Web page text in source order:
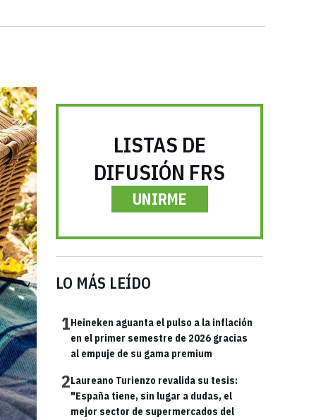
LISTAS DE
DIFUSIÓN FRS
UNIRME
LO MÁS LEÍDO
1Heineken aguanta el pulso a la inflación
en el primer semestre de 2026 gracias
al empuje de su gama premium
2Laureano Turienzo revalida su tesis:
"España tiene, sin lugar a dudas, el
mejor sector de supermercados del